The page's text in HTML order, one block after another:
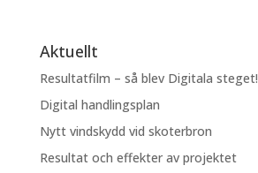
Aktuellt
Resultatfilm – så blev Digitala steget!
Digital handlingsplan
Nytt vindskydd vid skoterbron
Resultat och effekter av projektet